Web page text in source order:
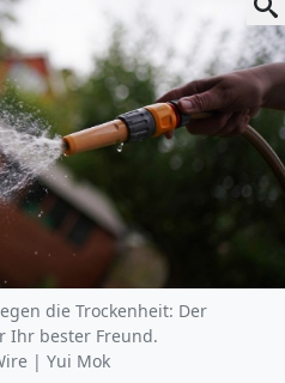
die Trockenheit: Der
Ihr bester Freund.
| Yui Mok